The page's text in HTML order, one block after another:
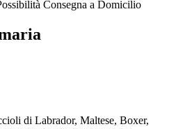
Consegna a Domicilio
di Labrador, Maltese, Boxer,